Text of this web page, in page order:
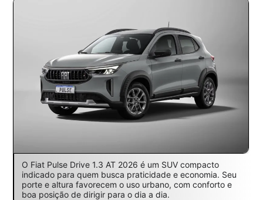
O Fiat Pulse Drive 1.3 AT 2026 é um SUV compacto
indicado para quem busca praticidade e economia. Seu
porte e altura favorecem o uso urbano, com conforto e
boa posição de dirigir para o dia a dia.